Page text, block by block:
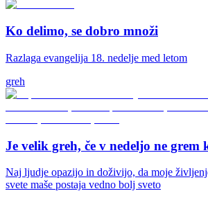
Ko delimo, se dobro množi
Razlaga evangelija 18. nedelje med letom
greh
Je velik greh, če v nedeljo ne grem
Naj ljudje opazijo in doživijo, da moje
svete maše postaja vedno bolj sveto